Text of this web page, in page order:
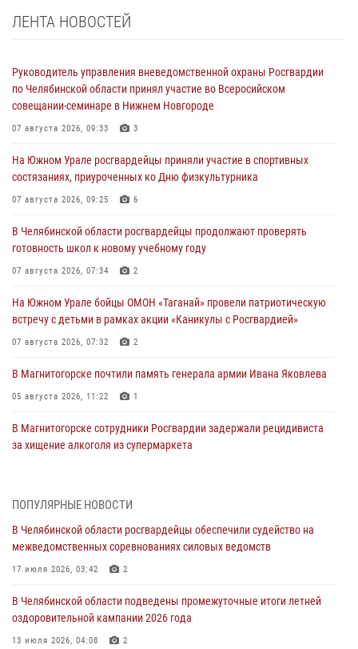
ЛЕНТА НОВОСТЕЙ
Руководитель управления вневедомственной охраны Росгвардии
по Челябинской области принял участие во Всеросийском
совещании-семинаре в Нижнем Новгороде
07 августа 2026, 09:33 3
На Южном Урале росгвардейцы приняли участие в спортивных
состязаниях, приуроченных ко Дню физкультурника
07 августа 2026, 09:25 6
В Челябинской области росгвардейцы продолжают проверять
готовность школ к новому учебному году
07 августа 2026, 07:34 2
На Южном Урале бойцы ОМОН «Таганай» провели патриотическую
встречу с детьми в рамках акции «Каникулы с Росгвардией»
07 августа 2026, 07:32 2
В Магнитогорске почтили память генерала армии Ивана Яковлева
05 августа 2026, 11:22 1
В Магнитогорске сотрудники Росгвардии задержали рецидивиста
за хищение алкоголя из супермаркета
На Южном Урале спецназ Росгвардии провел военно-полевые
Росгвардейцы задержали трёх магазинных воров в Челябинске
На Южном Урале сотрудники Росгвардии задержали
подозреваемого в совершении убийства
ПОПУЛЯРНЫЕ НОВОСТИ
В Челябинской области росгвардейцы обеспечили судейство на
межведомственных соревнованиях силовых ведомств
17 июля 2026, 03:42 2
В Челябинской области подведены промежуточные итоги летней
оздоровительной кампании 2026 года
13 июля 2026, 04:08 2